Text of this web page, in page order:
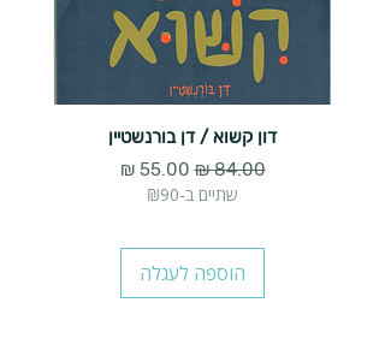
דון קשוא / דן בורנשטיין
מחיר רגיל‏84.00 ‏₪ מחיר מבצע
שתיים ב-₪90
הוספה לעגלה